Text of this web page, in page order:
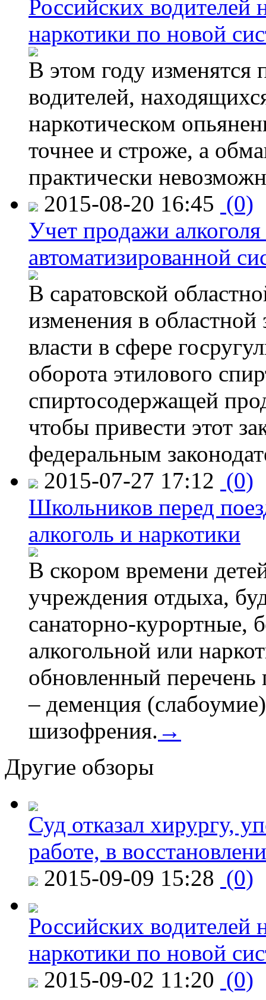
Российских водителей
наркотики по новой
В этом году изменятся
водителей,
наркотическом
точнее и строже, а
практически
2015-08-20 16:45 (0)
Учет продажи
автоматизированной
В саратовской
изменения в
власти в сфере
оборота этилового
спиртосодержащей
чтобы привести этот
федеральным
2015-07-27 17:12 (0)
Школьников перед
алкоголь и наркотики
В скором времени
учреждения отдыха,
санаторно-курортные,
алкогольной или
обновленный
– деменция
шизофрения. →
Другие обзоры
Суд отказал хирургу,
работе, в
2015-09-09 15:28 (0)
Российских водителей
наркотики по новой
2015-09-02 11:20 (0)